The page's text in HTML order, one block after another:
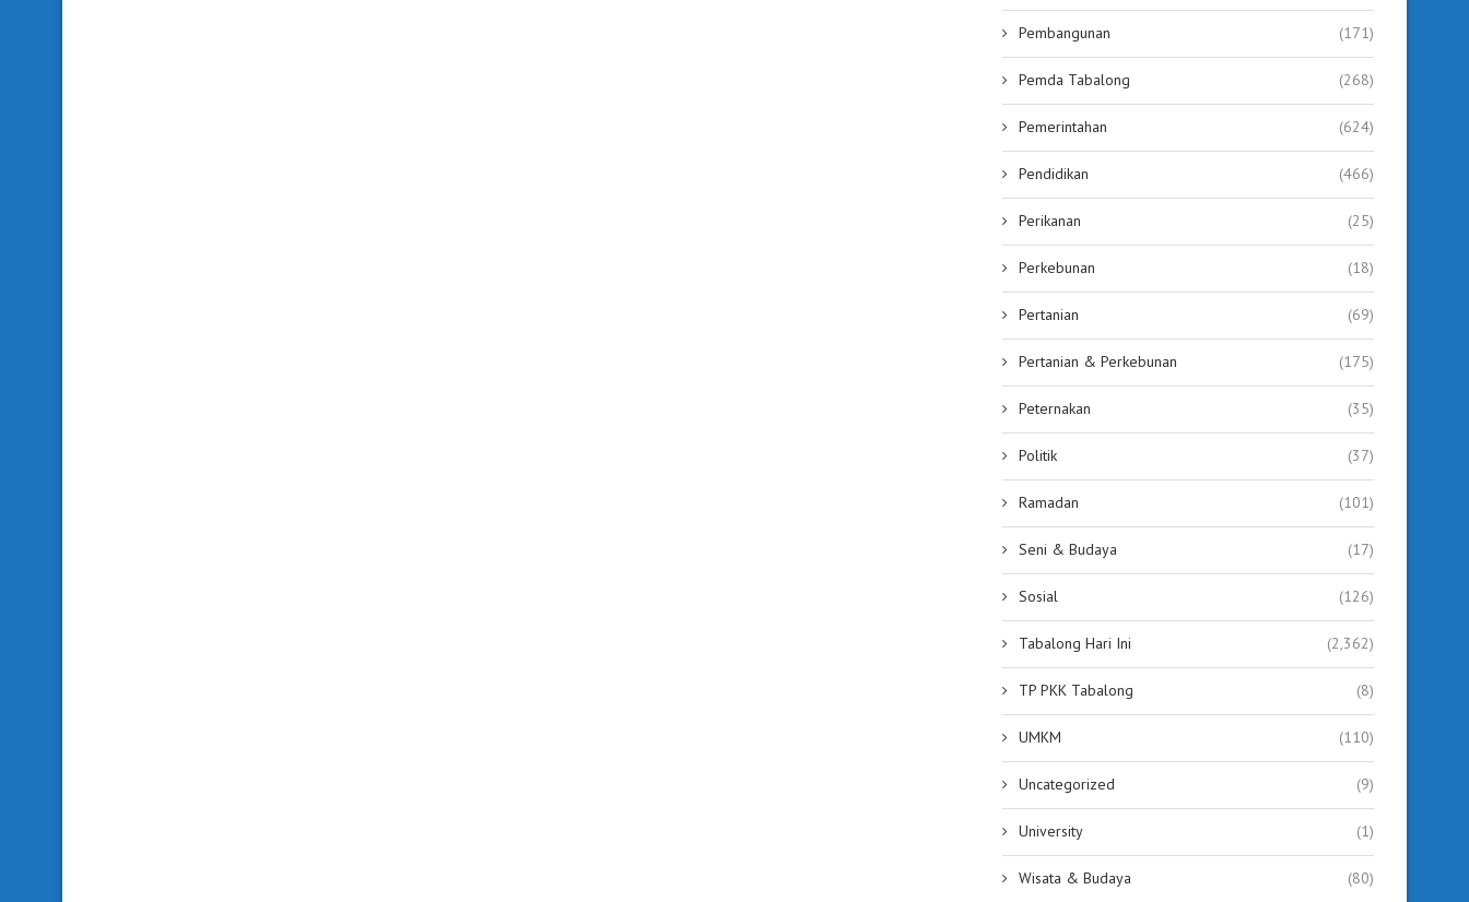
Pembangunan (171)
Pemda Tabalong (268)
Pemerintahan (624)
Pendidikan (466)
Perikanan (25)
Perkebunan (18)
Pertanian (69)
Pertanian & Perkebunan (175)
Peternakan (35)
Politik (37)
Ramadan (101)
Seni & Budaya (17)
Sosial (126)
Tabalong Hari Ini (2,362)
TP PKK Tabalong (8)
UMKM (110)
Uncategorized (9)
University (1)
Wisata & Budaya (80)